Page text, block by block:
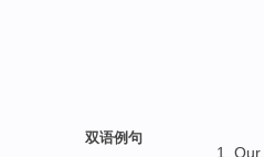
双语例句
Our